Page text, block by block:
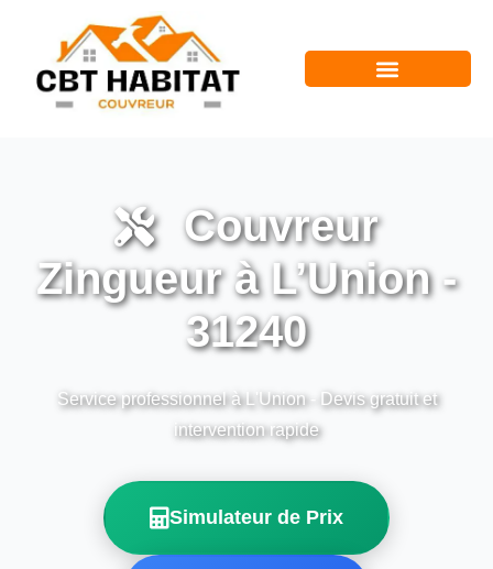
Couvreur
Zingueur à L’Union -
31240
Service professionnel à L'Union - Devis gratuit et
intervention rapide
Simulateur de Prix